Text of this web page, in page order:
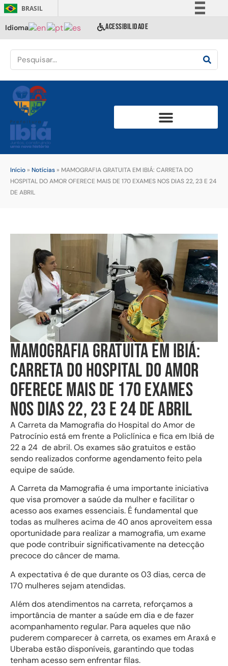
BRASIL
Simplifique!
Comunica BR
Acesso à informação
Idioma ACESSIBILIDADE
Início » Notícias » MAMOGRAFIA GRATUITA EM IBIÁ: CARRETA DO
HOSPITAL DO AMOR OFERECE MAIS DE 170 EXAMES NOS DIAS 22, 23 E 24
DE ABRIL
MAMOGRAFIA GRATUITA EM IBIÁ:
CARRETA DO HOSPITAL DO AMOR
OFERECE MAIS DE 170 EXAMES
NOS DIAS 22, 23 E 24 DE ABRIL
A Carreta da Mamografia do Hospital do Amor de
Patrocínio está em frente a Policlínica e fica em Ibiá de
22 a 24 de abril. Os exames são gratuitos e estão
sendo realizados conforme agendamento feito pela
equipe de saúde.
A Carreta da Mamografia é uma importante iniciativa
que visa promover a saúde da mulher e facilitar o
acesso aos exames essenciais. É fundamental que
todas as mulheres acima de 40 anos aproveitem essa
oportunidade para realizar a mamografia, um exame
que pode contribuir significativamente na detecção
precoce do câncer de mama.
A expectativa é de que durante os 03 dias, cerca de
170 mulheres sejam atendidas.
Além dos atendimentos na carreta, reforçamos a
importância de manter a saúde em dia e de fazer
acompanhamento regular. Para aqueles que não
puderem comparecer à carreta, os exames em Araxá e
Uberaba estão disponíveis, garantindo que todas
tenham acesso sem enfrentar filas.